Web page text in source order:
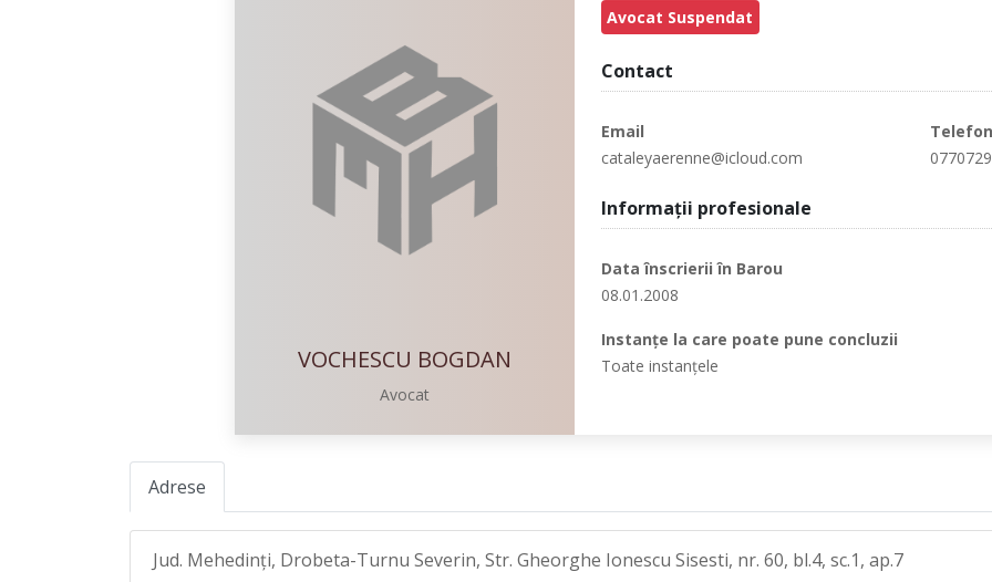
VOCHESCU BOGDAN
Avocat
Avocat Suspendat
Contact
Email
cataleyaerenne@icloud.com
Telefon
Informaţii profesionale
Data înscrierii în Barou
08.01.2008
Instanţe la care poate pune concluzii
Toate instanţele
Adrese
Jud. Mehedinţi, Drobeta-Turnu Severin, Str. Gheorghe Ionescu Sisesti, nr. 60, bl.4, sc.1, ap.7